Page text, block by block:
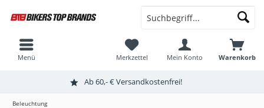
Ab 60,- € Versandkostenfrei!
Warenkorb
Merkzettel Mein Konto
Menü
Beleuchtung